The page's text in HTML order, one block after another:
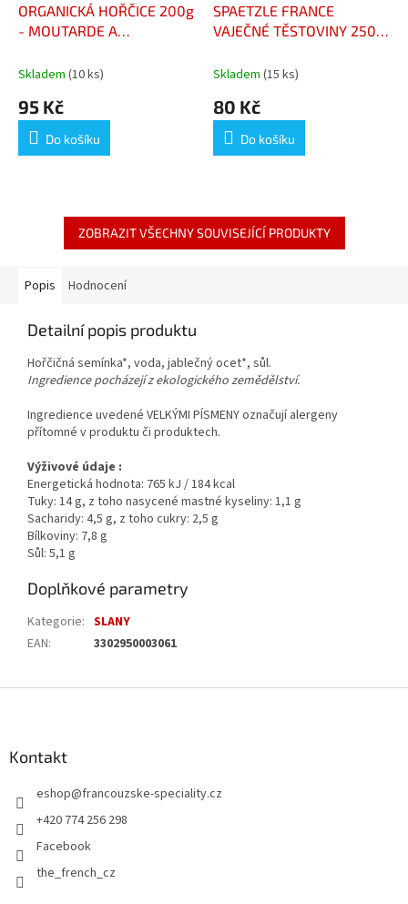
ORGANICKÁ HOŘČICE 200g
- MOUTARDE A
Skladem (10 ks)
95 Kč
Do košíku
SPAETZLE FRANCE
VAJEČNÉ TĚSTOVINY 250 G
250 G – PÂTES AUX ŒUFS
Skladem (15 ks)
80 Kč
Do košíku
ZOBRAZIT VŠECHNY SOUVISEJÍCÍ PRODUKTY
Popis Hodnocení
Detailní popis produktu
Hořčičná semínka*, voda, jablečný ocet*, sůl.
Ingredience pocházejí z ekologického zemědělství.
Ingredience uvedené VELKÝMI PÍSMENY označují alergeny
přítomné v produktu či produktech.
Výživové údaje :
Energetická hodnota: 765 kJ / 184 kcal
Tuky: 14 g, z toho nasycené mastné kyseliny: 1,1 g
Sacharidy: 4,5 g, z toho cukry: 2,5 g
Bílkoviny: 7,8 g
Sůl: 5,1 g
Doplňkové parametry
Kategorie: SLANY
EAN: 3302950003061
Kontakt
eshop@francouzske-speciality.cz
+420 774 256 298
Facebook
the_french_cz